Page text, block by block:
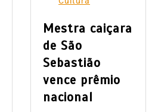
Mestra caiçara
de São
Sebastião
vence prêmio
nacional